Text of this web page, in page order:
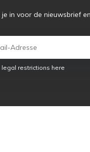
je in voor de nieuwsbrief
legal restrictions here